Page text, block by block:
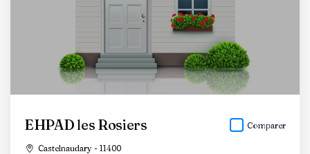
EHPAD les Rosiers
Castelnaudary - 11400
Comparer